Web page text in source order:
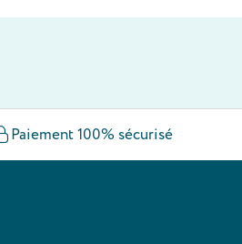
Paiement 100% sécurisé